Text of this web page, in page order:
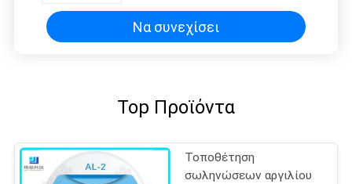
Να συνεχίσει
Top Προϊόντα
Τοποθέτηση
σωληνώσεων αργιλίου